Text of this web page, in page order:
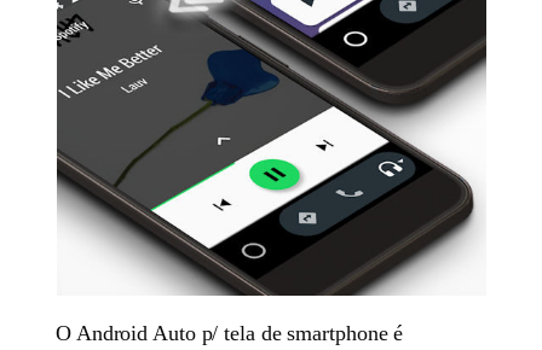
O Android Auto p/ tela de smartphone é